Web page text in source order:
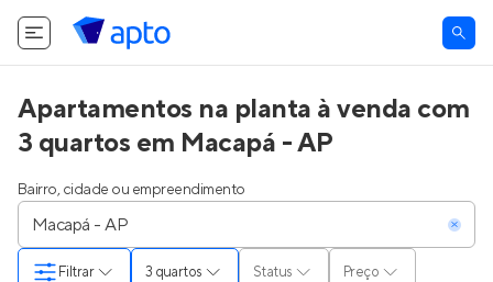
Apartamentos na planta à venda com
3 quartos em Macapá - AP
Bairro, cidade ou empreendimento
3 quartos Status Preço
Filtrar